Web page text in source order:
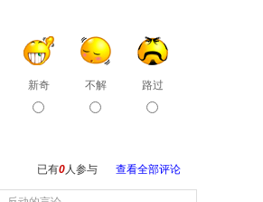
新奇 不解 路过
已有0人参与 查看全部评论